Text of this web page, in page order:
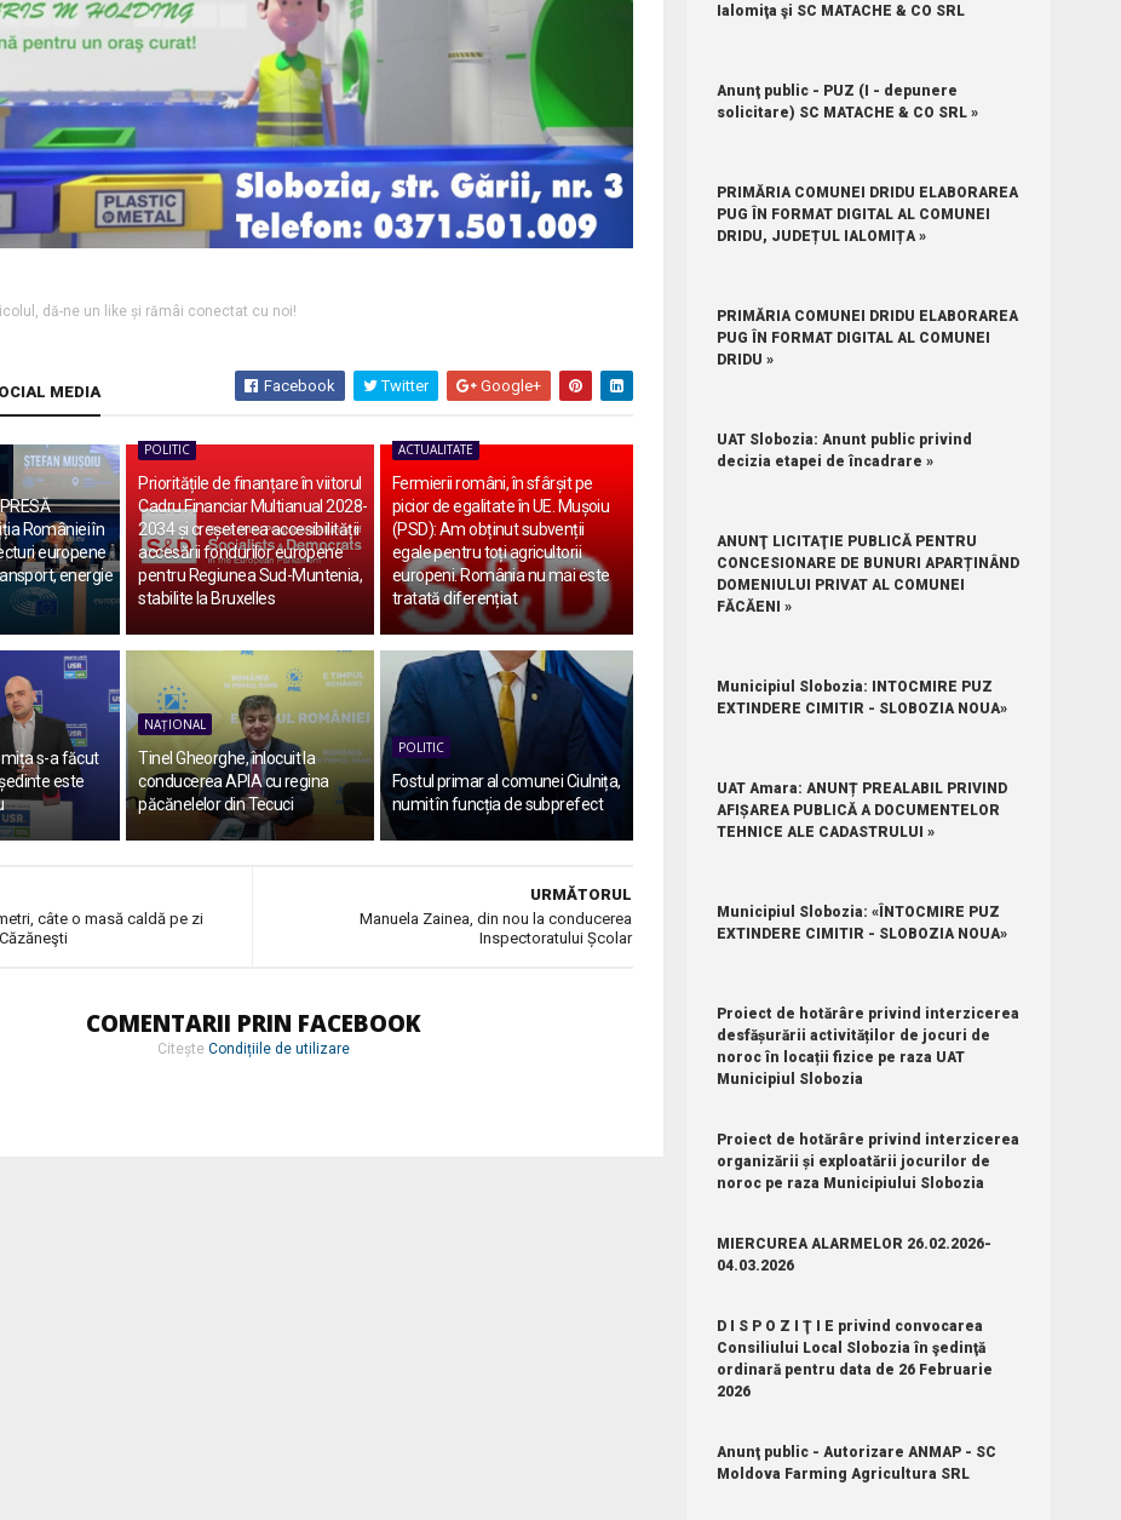
dă-ne un like și rămâi conectat cu noi!
MEDIA Facebook Twitter Google+
României în
europene
energie
POLITIC
Prioritățile de finanțare în viitorul
Cadru Financiar Multianual 2028-
2034 și creșeterea accesibilității
accesării fondurilor europene
pentru Regiunea Sud-Muntenia,
stabilite la Bruxelles
ACTUALITATE
Fermierii români, în sfârșit pe
picior de egalitate în UE. Mușoiu
(PSD): Am obținut subvenții
egale pentru toți agricultorii
europeni. România nu mai este
tratată diferențiat
s-a făcut
este
NAȚIONAL
Tinel Gheorghe, înlocuit la
conducerea APIA cu regina
păcănelelor din Tecuci
POLITIC
Fostul primar al comunei Ciulnița,
numit în funcția de subprefect
URMĂTORUL
Manuela Zainea, din nou la conducerea
Inspectoratului Școlar
câte o masă caldă pe zi
COMENTARII PRIN FACEBOOK
Citește Condițiile de utilizare
Ialomiţa şi SC MATACHE & CO SRL
Anunţ public - PUZ (I - depunere
solicitare) SC MATACHE & CO SRL »
PRIMĂRIA COMUNEI DRIDU ELABORAREA
PUG ÎN FORMAT DIGITAL AL COMUNEI
DRIDU, JUDEȚUL IALOMIȚA »
PRIMĂRIA COMUNEI DRIDU ELABORAREA
PUG ÎN FORMAT DIGITAL AL COMUNEI
DRIDU »
UAT Slobozia: Anunt public privind
decizia etapei de încadrare »
ANUNŢ LICITAŢIE PUBLICĂ PENTRU
CONCESIONARE DE BUNURI APARȚINÂND
DOMENIULUI PRIVAT AL COMUNEI
FĂCĂENI »
Municipiul Slobozia: INTOCMIRE PUZ
EXTINDERE CIMITIR - SLOBOZIA NOUA»
UAT Amara: ANUNȚ PREALABIL PRIVIND
AFIȘAREA PUBLICĂ A DOCUMENTELOR
TEHNICE ALE CADASTRULUI »
Municipiul Slobozia: «ÎNTOCMIRE PUZ
EXTINDERE CIMITIR - SLOBOZIA NOUA»
Proiect de hotărâre privind interzicerea
desfășurării activităților de jocuri de
noroc în locații fizice pe raza UAT
Municipiul Slobozia
Proiect de hotărâre privind interzicerea
organizării și exploatării jocurilor de
noroc pe raza Municipiului Slobozia
MIERCUREA ALARMELOR 26.02.2026-
04.03.2026
D I S P O Z I Ţ I E privind convocarea
Consiliului Local Slobozia în şedinţă
ordinară pentru data de 26 Februarie
2026
Anunţ public - Autorizare ANMAP - SC
Moldova Farming Agricultura SRL